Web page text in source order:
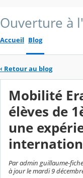
Ouverture à
Accueil Blog
‹ Retour au blog
Mobilité
élèves de
une
Par admin guillaume-
à jour le mardi 9